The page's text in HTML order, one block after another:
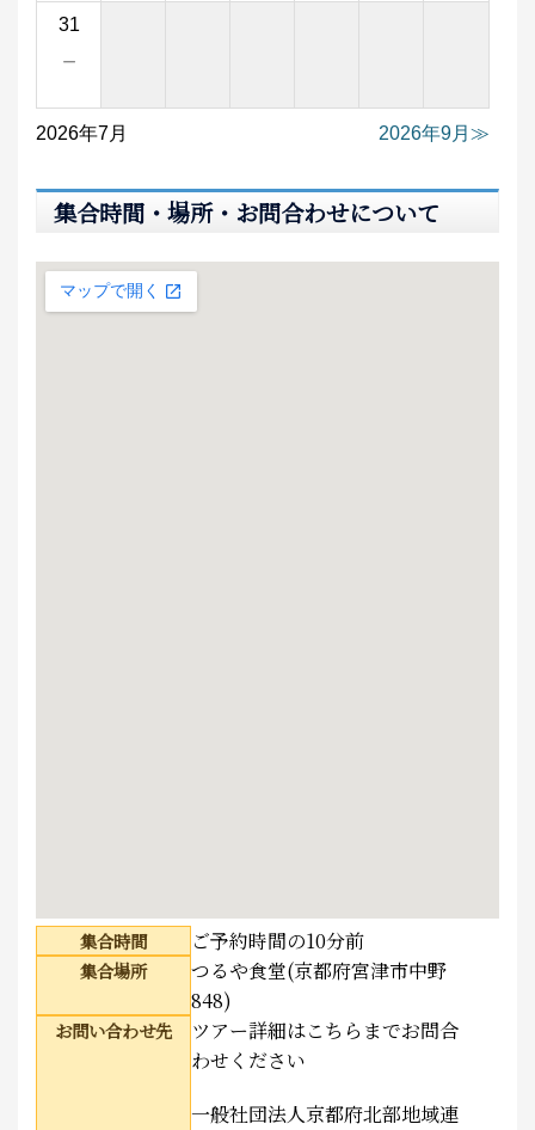
31
－
2026年7月 2026年9月
集合時間・場所・お問合わせについて
集合時間 ご予約時間の10分前
集合場所
つるや食堂(京都府宮津市中野
848)
お問い合わせ先
ツアー詳細はこちらまでお問合
わせください
一般社団法人京都府北部地域連